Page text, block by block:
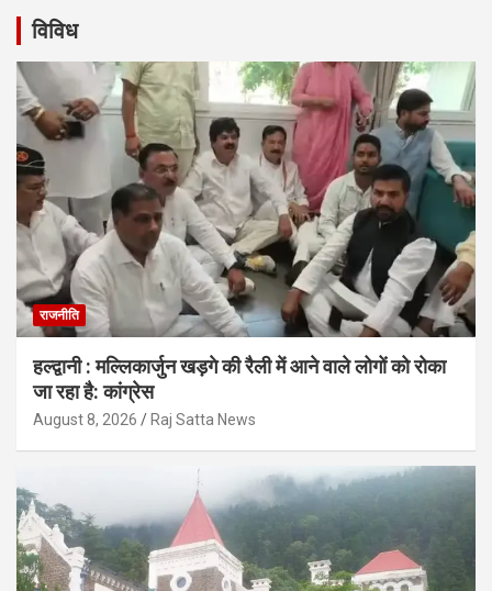
विविध
राजनीति
हल्द्वानी : मल्लिकार्जुन खड़गे की रैली में आने वाले लोगों को रोका
जा रहा है: कांग्रेस
August 8, 2026 Raj Satta News